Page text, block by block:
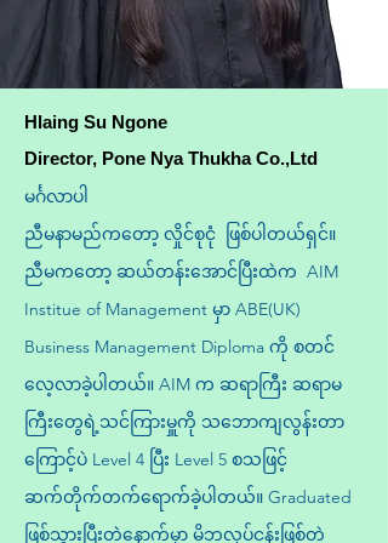
Hlaing Su Ngone
Director, Pone Nya Thukha Co.,Ltd
မင်္ဂလာပါ
ညီမနာမည်ကတော့ လှိုင်စုငုံ ဖြစ်ပါတယ်ရှင်။
ညီမကတော့ ဆယ်တန်းအောင်ပြီးထဲက AIM
Institue of Management မှာ ABE(UK)
Business Management Diploma ကို စတင်
လေ့လာခဲ့ပါတယ်။ AIM က ဆရာကြီး ဆရာမ
ကြီးတွေရဲ့သင်ကြားမှူကို သဘောကျလွန်းတာ
ကြောင့်ပဲ Level 4 ပြီး Level 5 စသဖြင့်
ဆက်တိုက်တက်ရောက်ခဲ့ပါတယ်။ Graduated
ဖြစ်သွားပြီးတဲ့နောက်မှာ မိဘလုပ်ငန်းဖြစ်တဲ့